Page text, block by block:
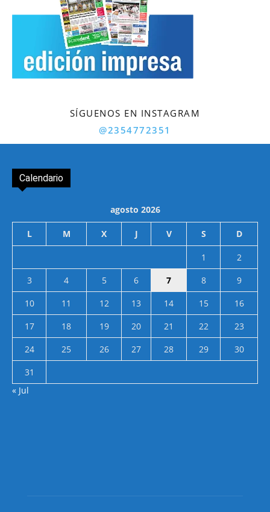
SÍGUENOS EN INSTAGRAM
@2354772351
Calendario
agosto 2026
L M X J V S D
1
2
3
4 5 6 7 8
9
10
11 12 13 14 15
16
17
18 19 20 21 22
23
24
25 26 27 28 29
30
31
« Jul